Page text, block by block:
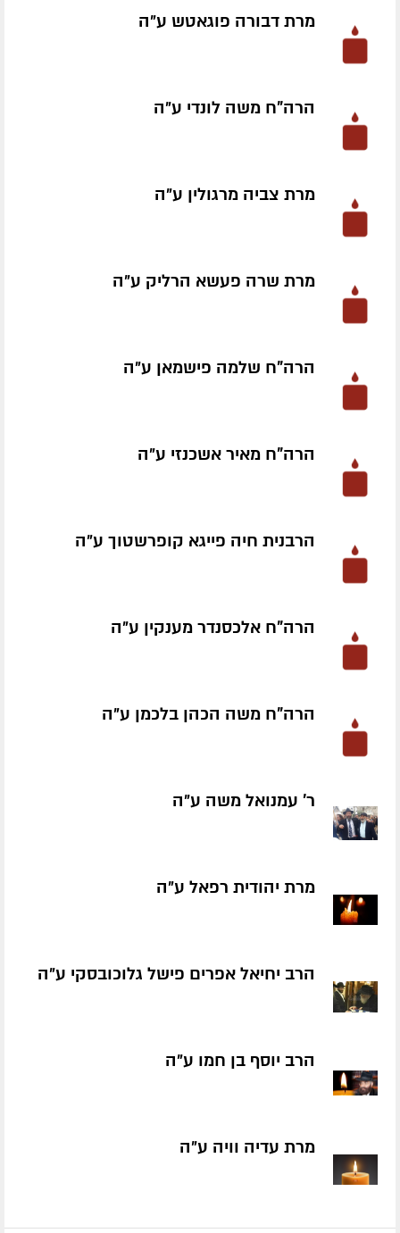
מרת דבורה פוגאטש ע״ה
הרה"ח משה לונדי ע״ה
מרת צביה מרגולין ע״ה
מרת שרה פעשא הרליק ע״ה
הרה"ח שלמה פישמאן ע״ה
הרה"ח מאיר אשכנזי ע״ה
הרבנית חיה פייגא קופרשטוך ע״ה
הרה"ח אלכסנדר מענקין ע״ה
הרה"ח משה הכהן בלכמן ע״ה
ר' עמנואל משה ע״ה
מרת יהודית רפאל ע״ה
הרב יחיאל אפרים פישל גלוכובסקי ע״ה
הרב יוסף בן חמו ע״ה
מרת עדיה וויה ע״ה